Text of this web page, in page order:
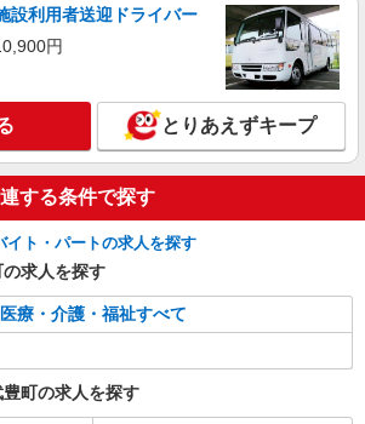
設利用者送迎ドライバー
円
とりあえずキープ
する条件で探す
イト・パートの求人を探す
求人を探す
医療・介護・福祉すべて
町の求人を探す